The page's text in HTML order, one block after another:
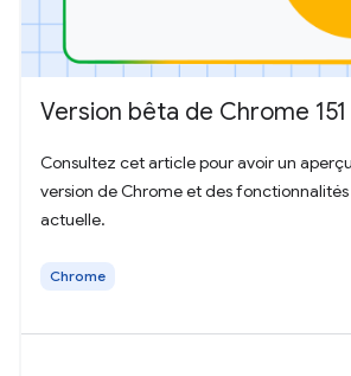
Version bêta de Chrome 151
Consultez cet article pour avoir un
version de Chrome et des
actuelle.
Chrome